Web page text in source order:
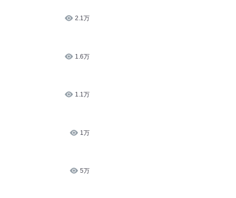
2.1万
1.6万
1.1万
1万
5万